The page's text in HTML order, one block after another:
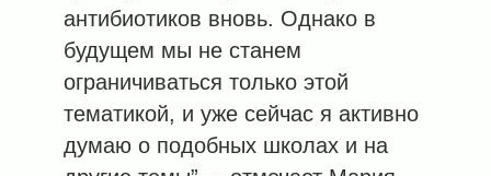
антибиотиков вновь. Однако в
будущем мы не станем
ограничиваться только этой
тематикой, и уже сейчас я активно
думаю о подобных школах и на